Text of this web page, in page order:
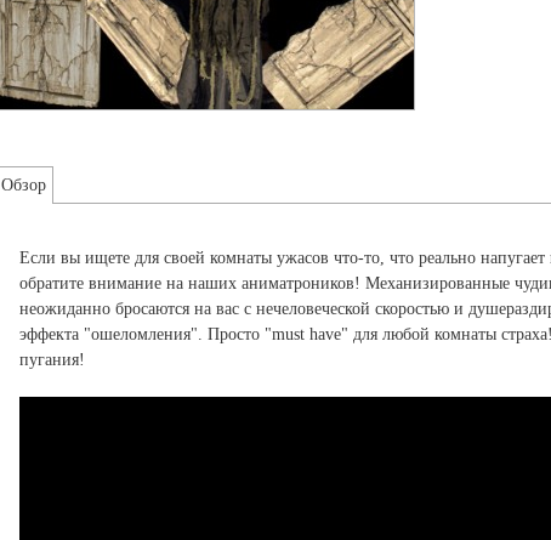
Обзор
Если вы ищете для своей комнаты ужасов что-то, что реально
обратите внимание на наших аниматроников! Механизированные
неожиданно бросаются на вас с нечеловеческой скоростью и
эффекта "ошеломления". Просто "must have" для любой комнаты
пугания!